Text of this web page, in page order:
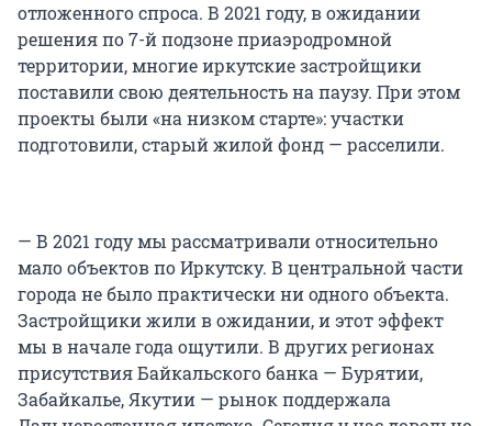
отложенного спроса. В 2021 году, в ожидании
решения по 7-й подзоне приаэродромной
территории, многие иркутские застройщики
поставили свою деятельность на паузу. При этом
проекты были «на низком старте»: участки
подготовили, старый жилой фонд — расселили.
— В 2021 году мы рассматривали относительно
мало объектов по Иркутску. В центральной части
города не было практически ни одного объекта.
Застройщики жили в ожидании, и этот эффект
мы в начале года ощутили. В других регионах
присутствия Байкальского банка — Бурятии,
Забайкалье, Якутии — рынок поддержала